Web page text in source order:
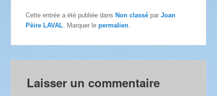
Cette entrée a été publiée dansNon classé parJoan
Pèire LAVAL . Marquer lepermalien
Laisser un commentaire